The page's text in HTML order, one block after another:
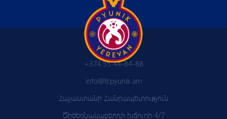
+374 55 44-84-88
info@fcpyunik.am
Հայաստանի Հանրապետություն
Ծիծեռնակաբերդի խճուղի 4/7